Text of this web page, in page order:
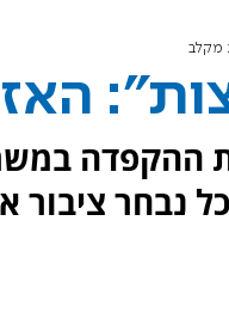
מקלב
ההקפדה
נבחר ציבור